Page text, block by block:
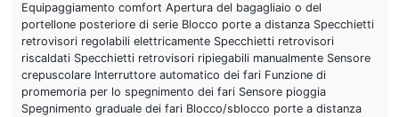
Equipaggiamento comfort Apertura del bagagliaio o del
portellone posteriore di serie Blocco porte a distanza Specchietti
retrovisori regolabili elettricamente Specchietti retrovisori
riscaldati Specchietti retrovisori ripiegabili manualmente Sensore
crepuscolare Interruttore automatico dei fari Funzione di
promemoria per lo spegnimento dei fari Sensore pioggia
Spegnimento graduale dei fari Blocco/sblocco porte a distanza